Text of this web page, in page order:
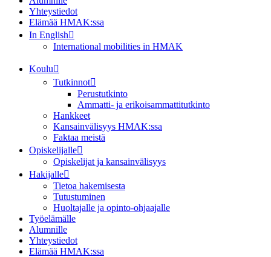
Yhteystiedot
Elämää HMAK:ssa
In English
International mobilities in HMAK
Koulu
Tutkinnot
Perustutkinto
Ammatti- ja erikoisammattitutkinto
Hankkeet
Kansainvälisyys HMAK:ssa
Faktaa meistä
Opiskelijalle
Opiskelijat ja kansainvälisyys
Hakijalle
Tietoa hakemisesta
Tutustuminen
Huoltajalle ja opinto-ohjaajalle
Työelämälle
Alumnille
Yhteystiedot
Elämää HMAK:ssa